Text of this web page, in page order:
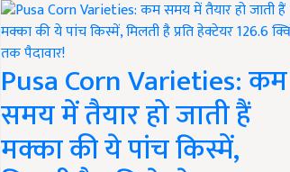
Pusa Corn Varieties: कम
समय में तैयार हो जाती हैं
मक्का की ये पांच किस्में,